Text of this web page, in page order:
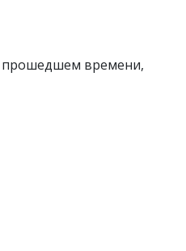
прошедшем времени,